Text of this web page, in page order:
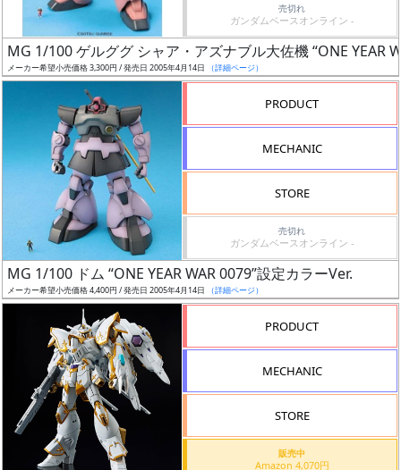
況
売
抽
選
活
売切れ
ガンダムベースオンライン -
MG 1/100 ゲルググ シャア・アズナブル大佐機 “ONE YEAR
メーカー希望小売価格 3,300円 / 発売日 2005年4月14日 （詳細ページ）
PRODUCT
MECHANIC
STORE
売切れ
ガンダムベースオンライン -
MG 1/100 ドム “ONE YEAR WAR 0079”設定カラーVer.
メーカー希望小売価格 4,400円 / 発売日 2005年4月14日 （詳細ページ）
PRODUCT
MECHANIC
STORE
販売中
Amazon 4,070円